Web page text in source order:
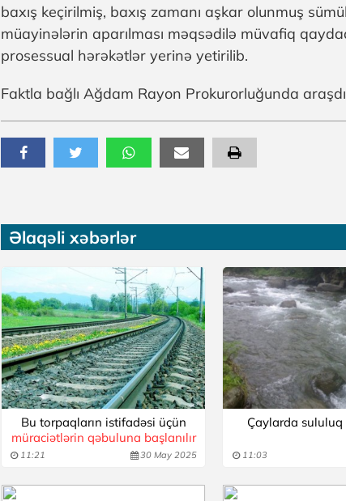
baxış keçirilmiş, baxış zamanı aşkar olunmuş
müayinələrin aparılması məqsədilə müvafiq
prosessual hərəkətlər yerinə yetirilib.
Faktla bağlı Ağdam Rayon Prokurorluğunda
Əlaqəli xəbərlər
Bu torpaqların istifadəsi üçün
müraciətlərin qəbuluna başlanılır
11:21 30 May 2025
Çaylarda sululuq
11:03